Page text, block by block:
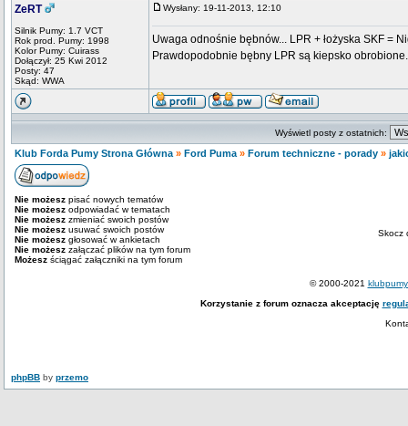
ZeRT
Silnik Pumy: 1.7 VCT
Rok prod. Pumy: 1998
Kolor Pumy: Cuirass
Dołączył: 25 Kwi 2012
Posty: 47
Skąd: WWA
Wysłany: 19-11-2013, 12:10
Uwaga odnośnie bębnów... LPR + łożyska SKF =
Prawdopodobnie bębny LPR są kiepsko obrobione.
Wyświetl posty z ostatnich:
Klub Forda Pumy Strona Główna » Ford Puma » Forum techniczne - porady »
Nie możesz pisać nowych tematów
Nie możesz odpowiadać w tematach
Nie możesz zmieniać swoich postów
Nie możesz usuwać swoich postów
Nie możesz głosować w ankietach
Nie możesz załączać plików na tym forum
Możesz ściągać załączniki na tym forum
Skocz
© 2000-2021
Korzystanie z forum oznacza akceptację
phpBB by przemo